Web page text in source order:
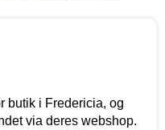
butik i Fredericia, og
via deres webshop.